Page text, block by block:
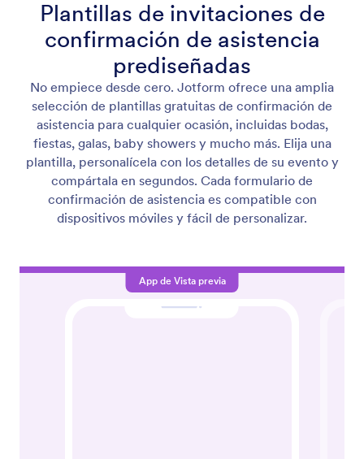
Plantillas de invitaciones de
confirmación de asistencia
prediseñadas
No empiece desde cero. Jotform ofrece una amplia
selección de plantillas gratuitas de confirmación de
asistencia para cualquier ocasión, incluidas bodas,
fiestas, galas, baby showers y mucho más. Elija una
plantilla, personalícela con los detalles de su evento y
compártala en segundos. Cada formulario de
confirmación de asistencia es compatible con
dispositivos móviles y fácil de personalizar.